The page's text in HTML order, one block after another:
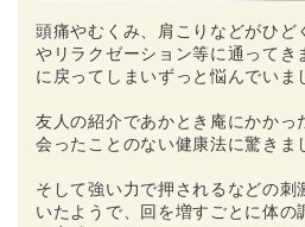
頭痛やむくみ、肩こりなどがひ
やリラクゼーション等に通って
に戻ってしまいずっと悩んでいま
友人の紹介であかとき庵にかかっ
会ったことのない健康法に驚きま
そして強い力で押されるなどの
いたようで、回を増すごとに体